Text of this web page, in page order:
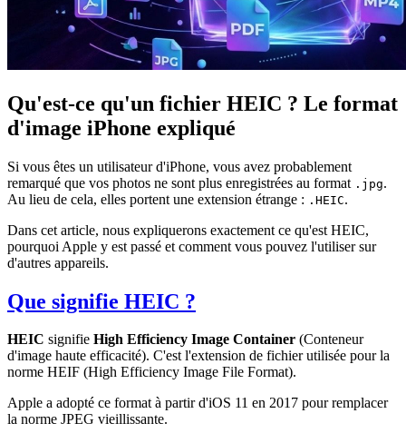
Qu'est-ce qu'un fichier HEIC ? Le format
d'image iPhone expliqué
Si vous êtes un utilisateur d'iPhone, vous avez probablement
remarqué que vos photos ne sont plus enregistrées au format .jpg.
Au lieu de cela, elles portent une extension étrange : .HEIC.
Dans cet article, nous expliquerons exactement ce qu'est HEIC,
pourquoi Apple y est passé et comment vous pouvez l'utiliser sur
d'autres appareils.
Que signifie HEIC ?
HEIC signifie High Efficiency Image Container (Conteneur
d'image haute efficacité). C'est l'extension de fichier utilisée pour la
norme HEIF (High Efficiency Image File Format).
Apple a adopté ce format à partir d'iOS 11 en 2017 pour remplacer
la norme JPEG vieillissante.